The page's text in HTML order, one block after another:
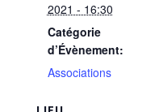
2021 - 16:30
Catégorie
d’Évènement:
Associations